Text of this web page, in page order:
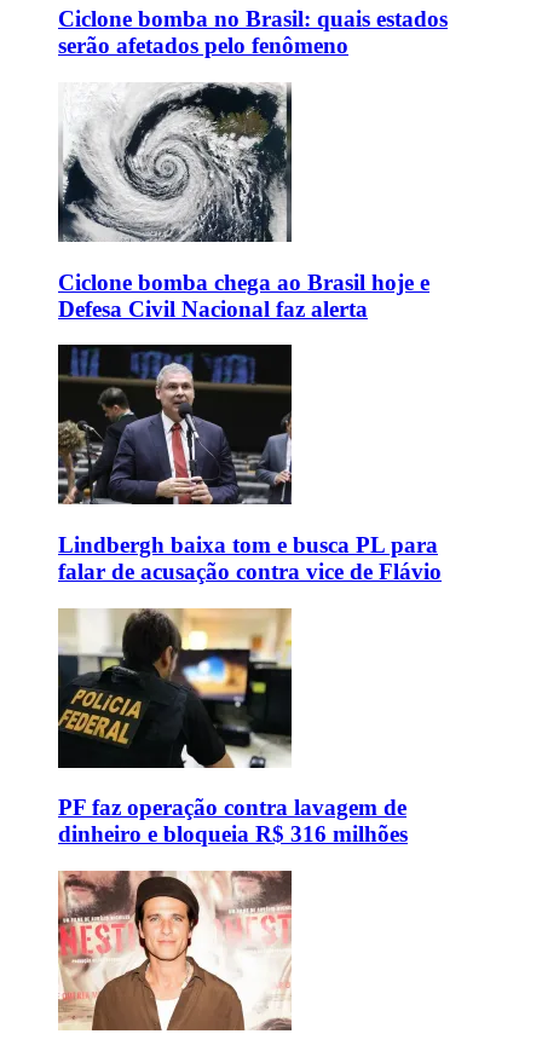
Ciclone bomba no Brasil: quais estados
serão afetados pelo fenômeno
Ciclone bomba chega ao Brasil hoje e
Defesa Civil Nacional faz alerta
Lindbergh baixa tom e busca PL para
falar de acusação contra vice de Flávio
PF faz operação contra lavagem de
dinheiro e bloqueia R$ 316 milhões